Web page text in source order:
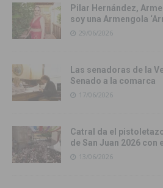
Pilar Hernández,
soy una Armengola
29/06/2026
Las senadoras de la
Senado a la comarca
17/06/2026
Catral da el
de San Juan 2026 con
13/06/2026